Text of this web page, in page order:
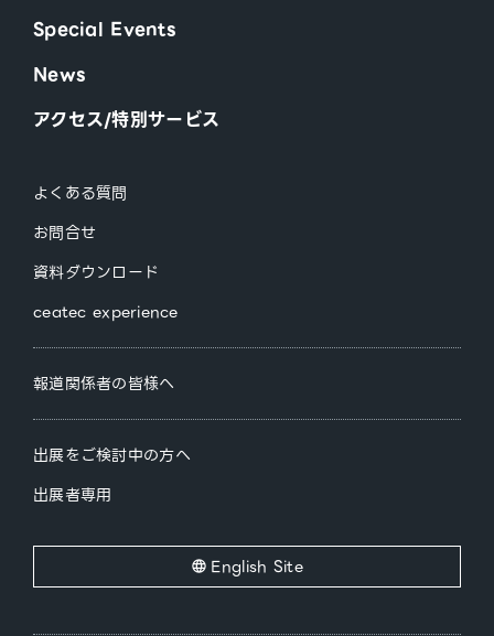
Special Events
News
アクセス/特別サービス
よくある質問
お問合せ
資料ダウンロード
ceatec experience
報道関係者の皆様へ
出展をご検討中の方へ
出展者専用
English Site